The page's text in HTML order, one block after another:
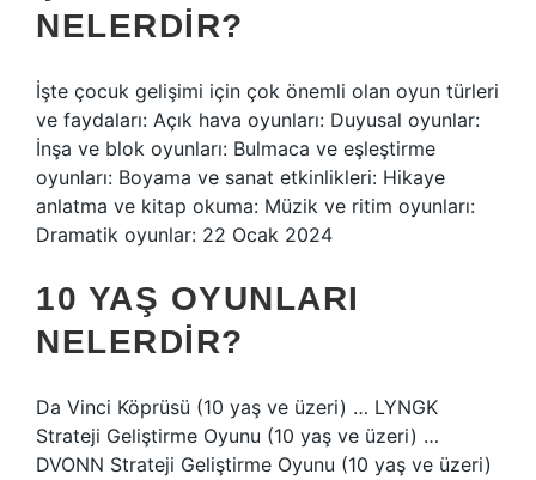
NELERDIR?
İşte çocuk gelişimi için çok önemli olan oyun türleri
ve faydaları: Açık hava oyunları: Duyusal oyunlar:
İnşa ve blok oyunları: Bulmaca ve eşleştirme
oyunları: Boyama ve sanat etkinlikleri: Hikaye
anlatma ve kitap okuma: Müzik ve ritim oyunları:
Dramatik oyunlar: 22 Ocak 2024
10 YAŞ OYUNLARI
NELERDIR?
Da Vinci Köprüsü (10 yaş ve üzeri) … LYNGK
Strateji Geliştirme Oyunu (10 yaş ve üzeri) …
DVONN Strateji Geliştirme Oyunu (10 yaş ve üzeri)